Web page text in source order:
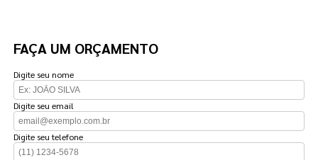
FAÇA UM ORÇAMENTO
Digite seu nome
Digite seu email
Digite seu telefone